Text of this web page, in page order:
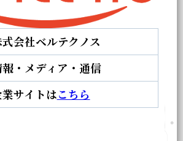
会社ベルテクノス
・メディア・通信
サイトはこちら